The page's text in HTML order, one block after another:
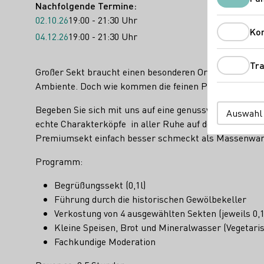
Nachfolgende Termine:
02.10.2619:00 - 21:30 Uhr
04.12.2619:00 - 21:30 Uhr
Großer Sekt braucht einen besonderen Ort - auf dem
Ambiente. Doch wie kommen die feinen Perlen
Begeben Sie sich mit uns auf eine genussvolle
echte Charakterköpfe in aller Ruhe auf der Hefe
Premiumsekt einfach besser schmeckt als
Programm:
Begrüßungssekt (0,1l)
Führung durch die historischen Gewölbekeller
Verkostung von 4 ausgewählten Sekten (jeweils
Kleine Speisen, Brot und Mineralwasser
Fachkundige Moderation